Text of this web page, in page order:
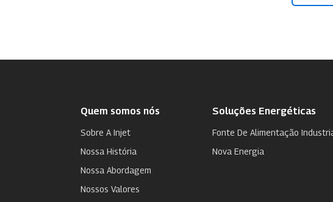
Quem somos nós
Sobre A Injet
Nossa História
Nossa Abordagem
Nossos Valores
Soluções Energéticas
Fonte De Alimentação
Nova Energia